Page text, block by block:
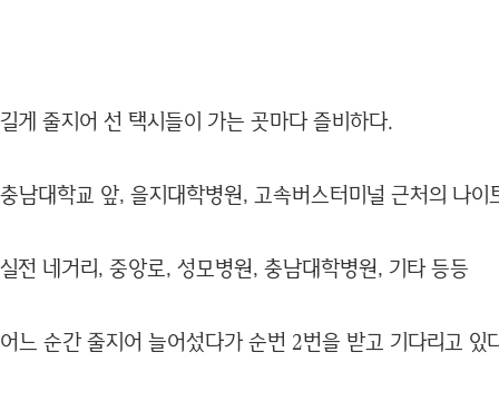
길게 줄지어 선 택시들이 가는 곳마다 즐비하다.
충남대학교 앞, 을지대학병원, 고속버스터미널 근처의 나이
실전 네거리, 중앙로, 성모병원, 충남대학병원, 기타 등등
어느 순간 줄지어 늘어섰다가 순번 2번을 받고 기다리고 있